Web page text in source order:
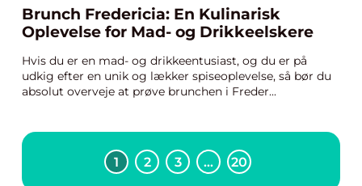
Brunch Fredericia: En Kulinarisk
Oplevelse for Mad- og Drikkeelskere
Hvis du er en mad- og drikkeentusiast, og du er på
udkig efter en unik og lækker spiseoplevelse, så bør du
absolut overveje at prøve brunchen i Freder...
1 2 3 … 20